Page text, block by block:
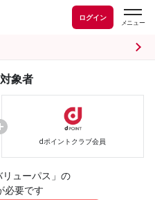
ログイン
象者
dポイントクラブ会員
ューパス」の
必要です